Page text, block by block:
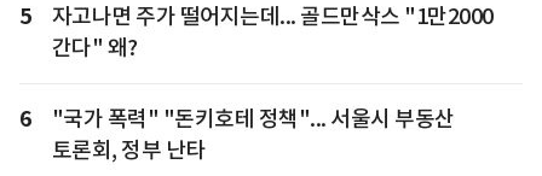
5
자고나면 주가 떨어지는데... 골드만삭스 "1만2000
간다" 왜?
6
"국가 폭력" "돈키호테 정책"... 서울시 부동산
토론회, 정부 난타